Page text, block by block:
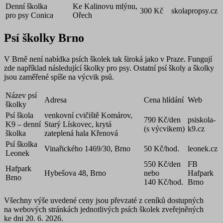
Denní školka
pro psy Conica
Ke Kalinovu mlýnu,
Ořech
300 Kč skolapropsy.cz
Psí školky Brno
V Brně není nabídka psích školek tak široká jako v Praze. Fungují
zde například následující školky pro psy. Ostatní psí školy a školky
jsou zaměřené spíše na výcvik psů.
Název psí
školky
Adresa Cena hlídání Web
Psí škola
K9 – denní
školka
venkovní cvičiště Komárov,
Starý Lískovec, krytá
zateplená hala Křenová
790 Kč/den
(s výcvikem)
psiskola-
k9.cz
Psí školka
Leonek
Vinařického 1469/30, Brno 50 Kč/hod. leonek.cz
Hafpark
Brno
Hybešova 48, Brno
550 Kč/den
nebo
140 Kč/hod.
FB
Hafpark
Brno
Všechny výše uvedené ceny jsou převzaté z ceníků dostupných
na webových stránkách jednotlivých psích školek zveřejněných
ke dni 20. 6. 2026.